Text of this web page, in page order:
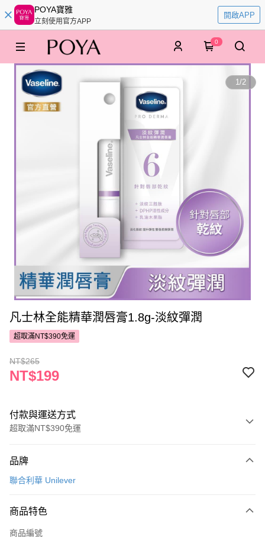
POYA寶雅
立刻使用官方APP
開啟APP
0
1/2
凡士林全能精華潤唇膏1.8g-淡紋彈潤
超取滿NT$390免運
NT$265
NT$199
付款與運送方式
超取滿NT$390免運
POYA支付
超商取貨付款
LINE Pay
品牌
聯合利華 Unilever
商品特色
商品編號